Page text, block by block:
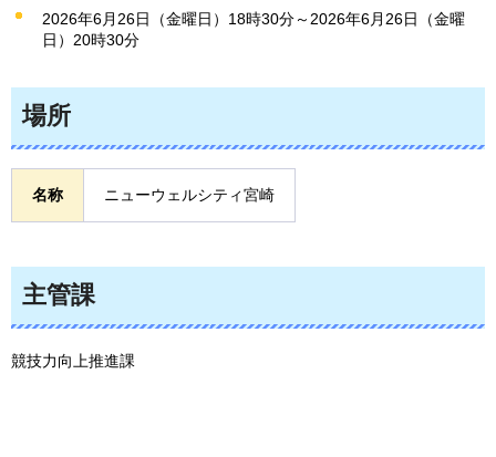
2026年6月26日（金曜日）18時30分～2026年6月26日（金曜
日）20時30分
場所
名称 ニューウェルシティ宮崎
主管課
競技力向上推進課